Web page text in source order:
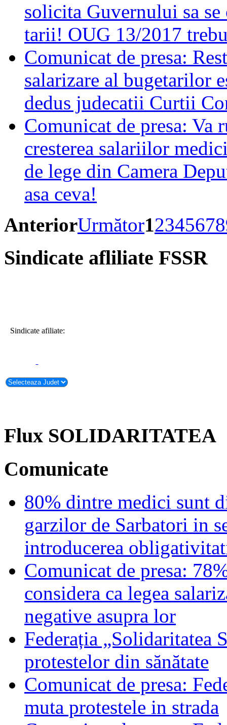
solicita Guvernului sa se
tarii! OUG 13/2017
Comunicat de presa:
salarizare al bugetarilor
dedus judecatii Curtii
Comunicat de presa: Va
cresterea salariilor
de lege din Camera
asa ceva!
AnteriorUrmător12345678
Sindicate afliliate FSSR
Sindicate afiliate:
Flux SOLIDARITATEA
Comunicate
80% dintre medici sunt
garzilor de Sarbatori in
introducerea
Comunicat de presa:
considera ca legea
negative asupra lor
Federația „Solidaritatea
protestelor din sănătate
Comunicat de presa:
muta protestele in strada